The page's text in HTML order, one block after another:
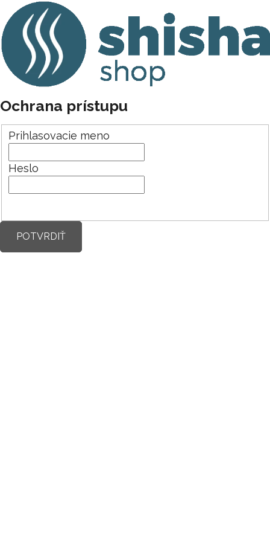
Ochrana prístupu
Prihlasovacie meno
Heslo
POTVRDIŤ